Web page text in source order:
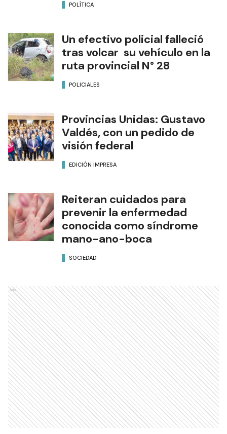
POLÍTICA
Un efectivo policial falleció
tras volcar su vehículo en la
ruta provincial N° 28
POLICIALES
Provincias Unidas: Gustavo
Valdés, con un pedido de
visión federal
EDICIÓN IMPRESA
Reiteran cuidados para
prevenir la enfermedad
conocida como síndrome
mano-ano-boca
SOCIEDAD
Ads